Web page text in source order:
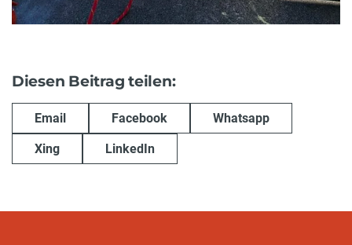
Diesen Beitrag teilen:
Email Facebook Whatsapp
Xing LinkedIn